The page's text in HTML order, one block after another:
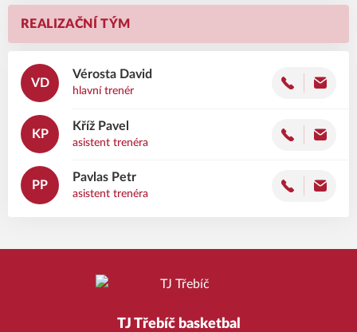
REALIZAČNÍ TÝM
VD
David
Vérosta
hlavní trenér
KP
Pavel
Kříž
asistent trenéra
PP
Petr
Pavlas
asistent trenéra
TJ Třebíč basketbal